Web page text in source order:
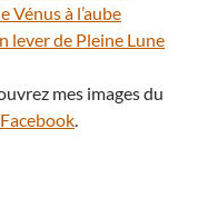
Vénus à l’aube
lever de Pleine Lune
mes images du
Facebook